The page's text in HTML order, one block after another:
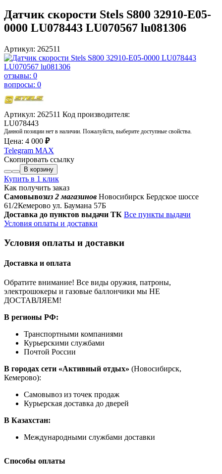
Датчик скорости Stels S800 32910-E05-
0000 LU078443 LU070567 lu081306
Артикул: 262511
отзывы: 0
вопросы: 0
Артикул: 262511 Код производителя:
LU078443
Данной позиции нет в наличии. Пожалуйста, выберите доступные свойства.
Цена: 4 000 ₽
Telegram MAX
Скопировать ссылку
В корзину
Купить в 1 клик
Как получить заказ
Самовывозиз 2 магазинов Новосибирск Бердское шоссе
61/2Кемерово ул. Баумана 57Б
Доставка до пунктов выдачи ТК Все пункты выдачи
Условия оплаты и доставки
Условия оплаты и доставки
Доставка и оплата
Обратите внимание! Все виды оружия, патроны,
электрошокеры и газовые баллончики мы НЕ
ДОСТАВЛЯЕМ!
В регионы РФ:
Транспортными компаниями
Курьерскими службами
Почтой России
В городах сети «Активный отдых» (Новосибирск,
Кемерово):
Самовывоз из точек продаж
Курьерская доставка до дверей
В Казахстан:
Международными службами доставки
Способы оплаты